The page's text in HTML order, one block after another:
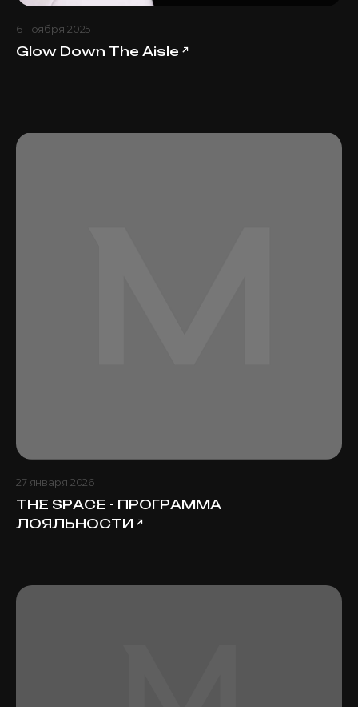
6 ноября 2025
Glow Down The Aisle ↗
27 января 2026
THE SPACE - ПРОГРАММА
ЛОЯЛЬНОСТИ ↗